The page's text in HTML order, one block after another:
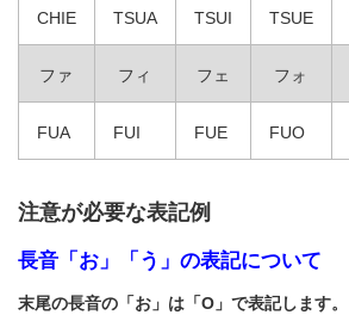
CHIE TSUA TSUI TSUE
ファ フィ フェ フォ
FUA FUI FUE FUO
注意が必要な表記例
長音「お」「う」の表記について
末尾の長音の「お」は「O」で表記します。